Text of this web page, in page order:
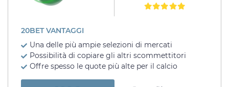
20BET VANTAGGI
Una delle più ampie selezioni di mercati
Possibilità di copiare gli altri scommettitori
Offre spesso le quote più alte per il calcio